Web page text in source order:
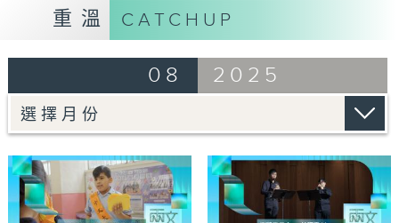
小小年紀的他對知識十分渴求，令人意想不到
的，他最喜歡的竟然是中國歷史。在假日時離開
經歷。他明白學會更多知識的第一步，就是學好
語文，從書裡、博物館等每一個窗口吸收知識，
探索更廣闊的世界。
Tag: GURBAAZ,佐敦道官立小學,兩文三語 ,
非華語學生,教育局,語常會 ,文教組
重溫 CATCHUP
08 2025